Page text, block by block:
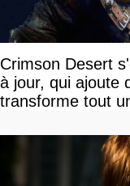
Crimson Desert
à jour, qui ajoute
transforme tout